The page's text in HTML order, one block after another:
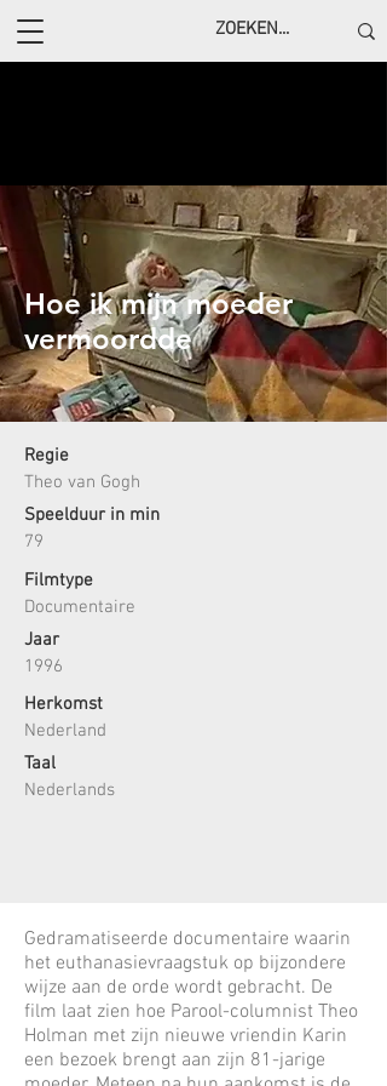
Hoe ik mijn moeder
vermoordde
Theo van Gogh
Speelduur in min
79
Regie
Documentaire
1996
Filmtype
Jaar
Herkomst
Nederland
Nederlands
Taal
Gedramatiseerde documentaire waarin
het euthanasievraagstuk op bijzondere
wijze aan de orde wordt gebracht. De
film laat zien hoe Parool-columnist Theo
Holman met zijn nieuwe vriendin Karin
een bezoek brengt aan zijn 81-jarige